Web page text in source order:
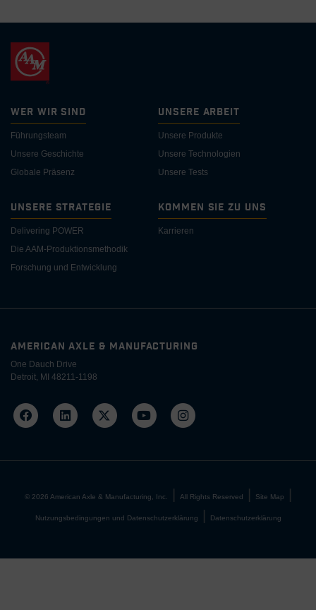
Wer wir sind
Führungsteam
Unsere Geschichte
Globale Präsenz
Unsere Arbeit
Unsere Produkte
Unsere Technologien
Unsere Tests
Unsere Strategie
Delivering POWER
Die AAM-Produktionsmethodik
Forschung und Entwicklung
Kommen Sie zu uns
Karrieren
AMERICAN AXLE & MANUFACTURING
One Dauch Drive
Detroit, MI 48211-1198
© 2026 American Axle & Manufacturing, Inc. All Rights Reserved Site Map
Nutzungsbedingungen und Datenschutzerklärung Datenschutzerklärung